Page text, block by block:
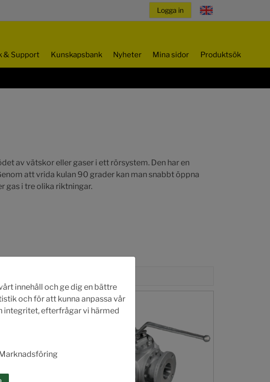
& Support Kunskapsbank Nyheter Mina sidor Produktsök
av vätskor eller gaser i ett rörsystem. Den har en
att vrida kulan 90 grader kan man snabbt öppna
gas i tre olika riktningar.
innehåll och ge dig en bättre
och för att kunna anpassa vår
integritet, efterfrågar vi härmed